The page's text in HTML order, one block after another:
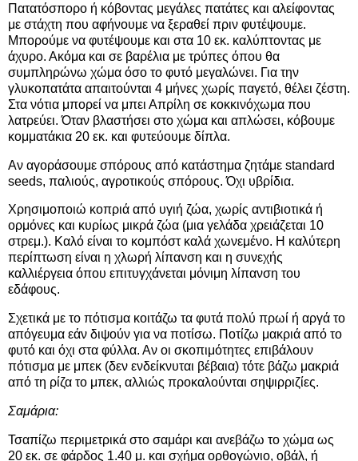
Πατατόσπορο ή κόβοντας μεγάλες πατάτες και αλείφοντας
με στάχτη που αφήνουμε να ξεραθεί πριν φυτέψουμε.
Μπορούμε να φυτέψουμε και στα 10 εκ. καλύπτοντας με
άχυρο. Ακόμα και σε βαρέλια με τρύπες όπου θα
συμπληρώνω χώμα όσο το φυτό μεγαλώνει. Για την
γλυκοπατάτα απαιτούνται 4 μήνες χωρίς παγετό, θέλει ζέστη.
Στα νότια μπορεί να μπει Απρίλη σε κοκκινόχωμα που
λατρεύει. Όταν βλαστήσει στο χώμα και απλώσει, κόβουμε
κομματάκια 20 εκ. και φυτεύουμε δίπλα.
Αν αγοράσουμε σπόρους από κατάστημα ζητάμε standard
seeds, παλιούς, αγροτικούς σπόρους. Όχι υβρίδια.
Χρησιμοποιώ κοπριά από υγιή ζώα, χωρίς αντιβιοτικά ή
ορμόνες και κυρίως μικρά ζώα (μια γελάδα χρειάζεται 10
στρεμ.). Καλό είναι το κομπόστ καλά χωνεμένο. Η καλύτερη
περίπτωση είναι η χλωρή λίπανση και η συνεχής
καλλιέργεια όπου επιτυγχάνεται μόνιμη λίπανση του
εδάφους.
Σχετικά με το πότισμα κοιτάζω τα φυτά πολύ πρωί ή αργά το
απόγευμα εάν διψούν για να ποτίσω. Ποτίζω μακριά από το
φυτό και όχι στα φύλλα. Αν οι σκοπιμότητες επιβάλουν
πότισμα με μπεκ (δεν ενδείκνυται βέβαια) τότε βάζω μακριά
από τη ρίζα το μπεκ, αλλιώς προκαλούνται σηψιρριζίες.
Σαμάρια:
Τσαπίζω περιμετρικά στο σαμάρι και ανεβάζω το χώμα ως
20 εκ. σε φάρδος 1.40 μ. και σχήμα ορθογώνιο, οβάλ, ή